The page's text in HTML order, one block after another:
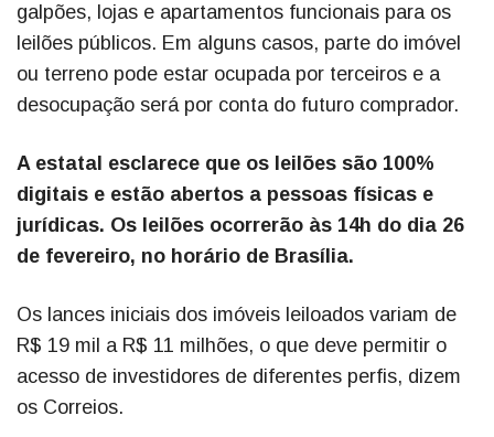
galpões, lojas e apartamentos funcionais para os
leilões públicos. Em alguns casos, parte do imóvel
ou terreno pode estar ocupada por terceiros e a
desocupação será por conta do futuro comprador.
A estatal esclarece que os leilões são 100%
digitais e estão abertos a pessoas físicas e
jurídicas. Os leilões ocorrerão às 14h do dia 26
de fevereiro, no horário de Brasília.
Os lances iniciais dos imóveis leiloados variam de
R$ 19 mil a R$ 11 milhões, o que deve permitir o
acesso de investidores de diferentes perfis, dizem
os Correios.